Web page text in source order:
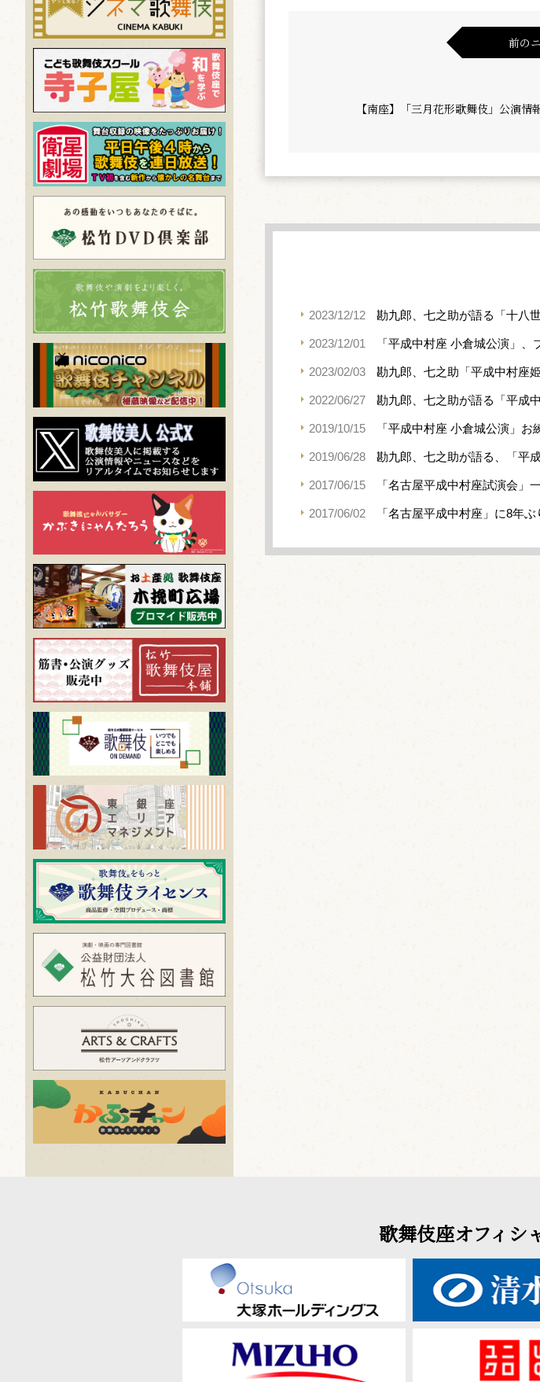
前の
【南座】「三月花形歌舞伎」公演情
2023/12/12 勘九郎、七之助が語る「十八
2023/12/01 「平成中村座 小倉城公演」
2023/02/03 勘九郎、七之助「平成中村座
2022/06/27 勘九郎、七之助が語る「平成
2019/10/15 「平成中村座 小倉城公演」お
2019/06/28 勘九郎、七之助が語る、「平
2017/06/15 「名古屋平成中村座試演会」
2017/06/02 「名古屋平成中村座」に8年
歌舞伎座オフィシ